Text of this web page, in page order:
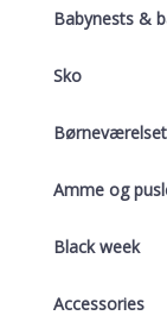
Babynests &
Sko
Børneværelset
Amme og
Black week
Accessories